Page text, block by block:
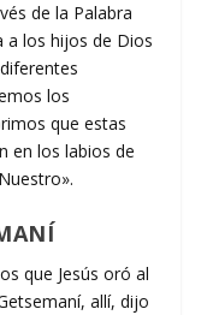
de la Palabra
a los hijos de Dios
los
que estas
en los labios de
que Jesús oró al
allí, dijo